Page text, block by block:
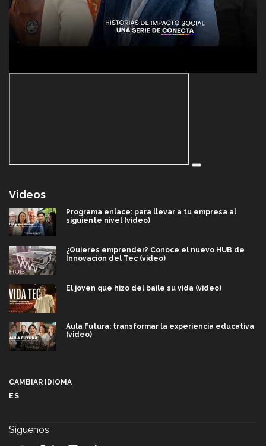
Videos
Programa enlace: para llevar a tu empresa al
siguiente nivel (video)
¿Quieres emprender? Conoce el nuevo HUB de
Innovación del Tec (video)
El joven que hizo del baile su vida (video)
Aula Futura: transformar la experiencia educativa
(video)
CAMBIAR IDIOMA
ES
Síguenos